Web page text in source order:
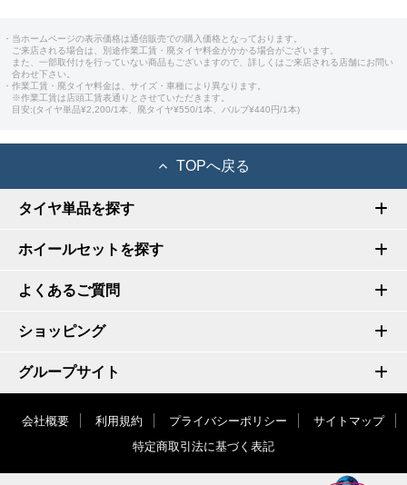
・当ホームページの表示価格は通信販売での購入価格となっております。
ご来店される場合は、別途作業工賃・廃タイヤ料金がかかる場合がございます。
また、一部取付けを行っていない商品もございますので、詳しくはご来店される店舗にお問い
合わせ下さい。
・作業工賃・廃タイヤ料金は、サイズ・車種により異なります。
※作業工賃は店頭工賃表通りとさせていただきます。
目安:(タイヤ単品¥2,200/1本、廃タイヤ¥550/1本、バルブ¥440円/1本)
TOPへ戻る
タイヤ単品を探す
ホイールセットを探す
よくあるご質問
ショッピング
グループサイト
会社概要 利用規約 プライバシーポリシー
サイトマップ
特定商取引法に基づく表記